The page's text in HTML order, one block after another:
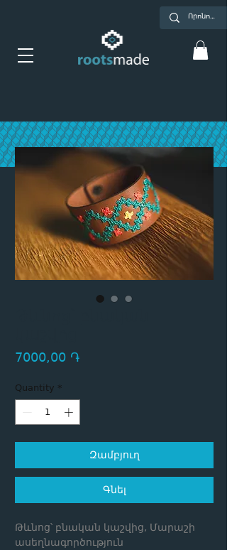
7000,00 ֏Price
Quantity *
Զամբյուղ
Գնել
Թևնոց՝ բնական կաշվից, Մարաշի
ասեղնագործություն